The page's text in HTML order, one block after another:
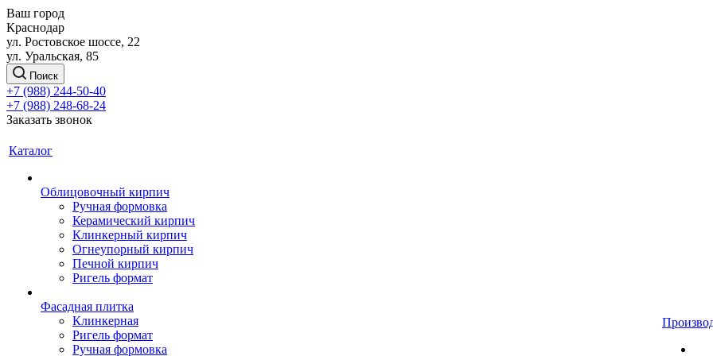
Ваш город
Краснодар
ул. Ростовское шоссе, 22
ул. Уральская, 85
Поиск
+7 (988) 244-50-40
+7 (988) 248-68-24
Заказать звонок
Каталог
Облицовочный кирпич
Ручная формовка
Керамический кирпич
Клинкерный кирпич
Огнеупорный кирпич
Печной кирпич
Ригель формат
Фасадная плитка
Клинкерная
Ригель формат
Ручная формовка